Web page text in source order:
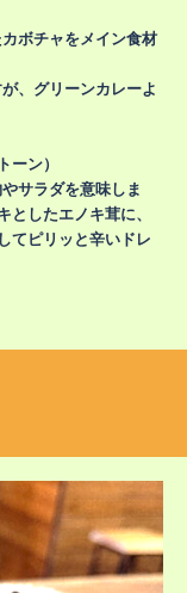
ボチャをメイン食材
、グリーンカレーよ
ン）
サラダを意味しま
したエノキ茸に、
てピリッと辛いドレ